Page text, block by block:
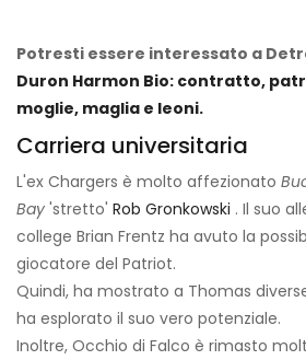
Potresti essere interessato a
Duron Harmon Bio: contratto,
moglie, maglia e leoni.
Carriera universitaria
L'ex Chargers è molto affezionato
Bay 'stretto' Rob Gronkowski . Il suo
college Brian Frentz ha avuto la
giocatore del Patriot.
Quindi, ha mostrato a Thomas
ha esplorato il suo vero potenziale.
Inoltre, Occhio di Falco è rimasto